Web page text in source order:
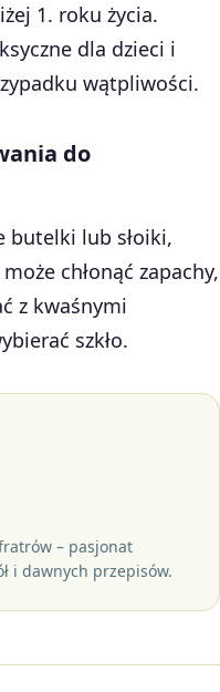
1. roku życia.
dla dzieci i
wątpliwości.
do
butelki lub słoiki,
chłonąć zapachy,
z kwaśnymi
szkło.
– pasjonat
i dawnych przepisów.